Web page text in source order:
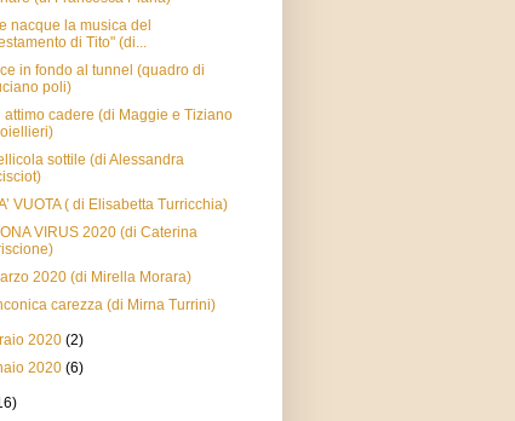
nacque la musica del
di Tito" (di...
in fondo al tunnel (quadro di
poli)
attimo cadere (di Maggie e Tiziano
sottile (di Alessandra
VUOTA ( di Elisabetta Turricchia)
VIRUS 2020 (di Caterina
2020 (di Mirella Morara)
carezza (di Mirna Turrini)
2020(2)
2020(6)